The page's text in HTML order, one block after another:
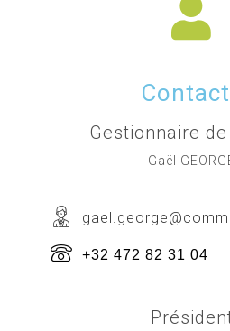
Gestionnaire
Gaël
+32 472 82 31 04